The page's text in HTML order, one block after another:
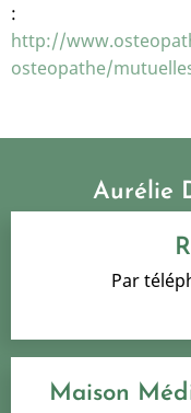
:
http://
osteopathe/
Aurélie
Par
Maison